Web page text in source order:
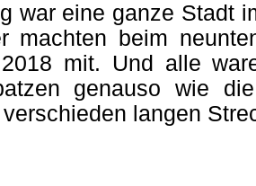
war eine ganze Stadt
machten beim
mit. Und alle
genauso wie
langen